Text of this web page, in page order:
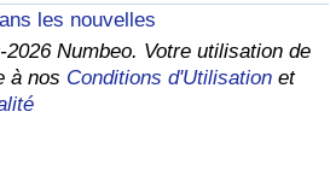
les nouvelles
Numbeo. Votre utilisation de
à nos Conditions d'Utilisation et
(Actuel)